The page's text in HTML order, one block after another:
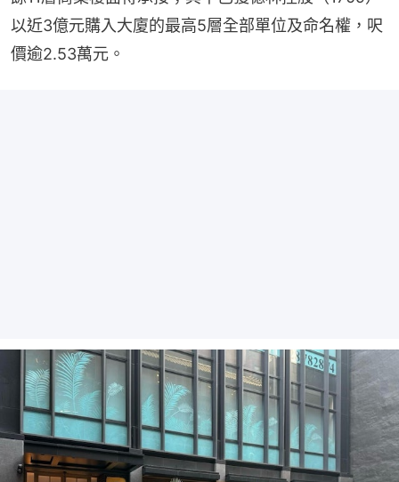
以近3億元購入大廈的最高5層全部單位及命名權，呎
價逾2.53萬元。